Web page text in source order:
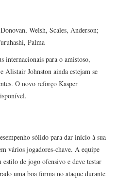
Welsh, Scales, Anderson;
Palma
internacionais para o amistoso,
Alistair Johnston ainda estejam se
O novo reforço Kasper
sólido para dar início à sua
vários jogadores-chave. A equipe
estilo de jogo ofensivo e deve testar
uma boa forma no ataque durante